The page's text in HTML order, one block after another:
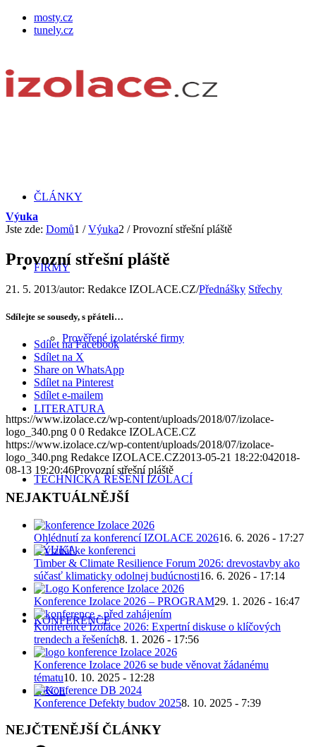
mosty.cz
tunely.cz
ČLÁNKY
FIRMY
Prověřené izolatérské firmy
LITERATURA
TECHNICKÁ ŘEŠENÍ IZOLACÍ
VÝUKA
KONFERENCE
AKCE
Výuka
Jste zde: Domů1 / Výuka2 / Provozní střešní pláště
Provozní střešní pláště
21. 5. 2013/autor: Redakce IZOLACE.CZ/Přednášky Střechy
Sdílejte se sousedy, s přáteli…
Sdílet na Facebook
Sdílet na X
Share on WhatsApp
Sdílet na Pinterest
Sdílet e-mailem
https://www.izolace.cz/wp-content/uploads/2018/07/izolace-
logo_340.png 0 0 Redakce IZOLACE.CZ
https://www.izolace.cz/wp-content/uploads/2018/07/izolace-
logo_340.png Redakce IZOLACE.CZ2013-05-21 18:22:042018-
08-13 19:20:46Provozní střešní pláště
NEJAKTUÁLNĚJŠÍ
Ohlédnutí za konferencí IZOLACE 202616. 6. 2026 - 17:27
Timber & Climate Resilience Forum 2026: drevostavby ako
súčasť klimaticky odolnej budúcnosti16. 6. 2026 - 17:14
Konference Izolace 2026 – PROGRAM29. 1. 2026 - 16:47
Konference Izolace 2026: Expertní diskuse o klíčových
trendech a řešeních8. 1. 2026 - 17:56
Konference Izolace 2026 se bude věnovat žádanému
tématu10. 10. 2025 - 12:28
Konference Defekty budov 20258. 10. 2025 - 7:39
NEJČTENĚJŠÍ ČLÁNKY